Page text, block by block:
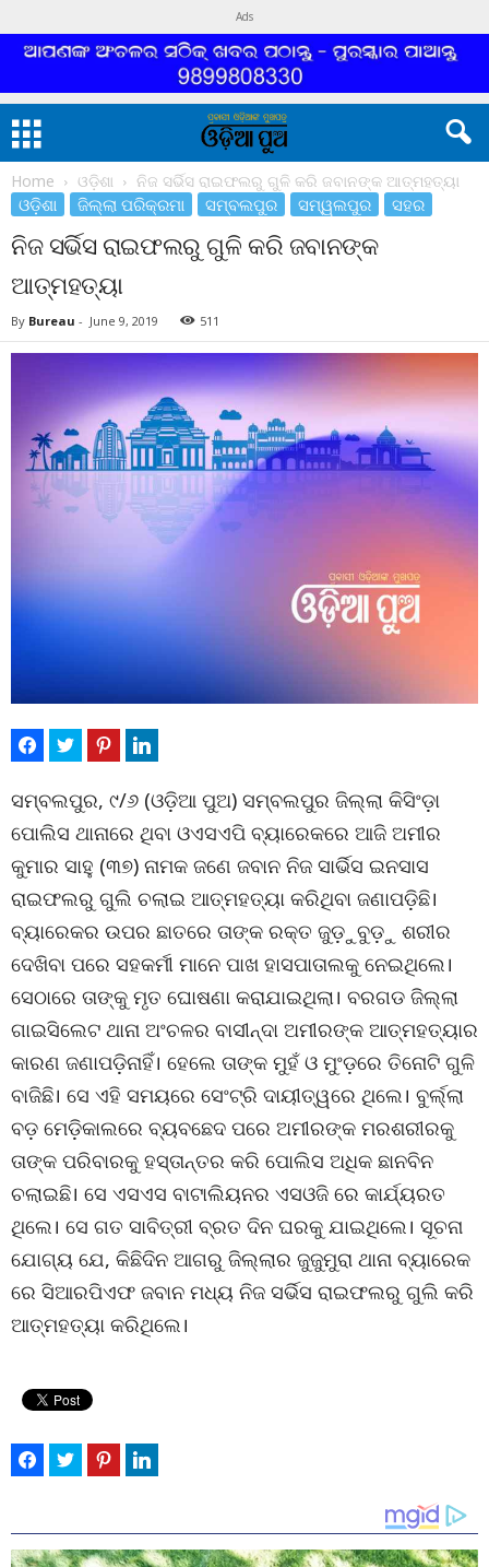
Ads
Home ଓଡ଼ିଶା ନିଜ ସର୍ଭିସ ରାଇଫଲରୁ ଗୁଳି କରି ଜବାନଙ୍କ ଆତ୍ମହତ୍ୟା
ଓଡ଼ିଶା ଜିଲ୍ଲା ପରିକ୍ରମା ସମ୍ବଲପୁର ସମ୍ୱଲପୁର ସହର
ନିଜ ସର୍ଭିସ ରାଇଫଲରୁ ଗୁଳି କରି ଜବାନଙ୍କ
ଆତ୍ମହତ୍ୟା
By Bureau - June 9, 2019 511
ସମ୍ବଲପୁର, ୯/୬ (ଓଡ଼ିଆ ପୁଅ) ସମ୍ବଲପୁର ଜିଲ୍ଲା କିସିଂଡ଼ା
ପୋଲିସ ଥାନାରେ ଥିବା ଓଏସଏପି ବ୍ୟାରେକରେ ଆଜି ଅମୀର
କୁମାର ସାହୁ (୩୭) ନାମକ ଜଣେ ଜବାନ ନିଜ ସାର୍ଭିସ ଇନସାସ
ରାଇଫଲରୁ ଗୁଲି ଚଲାଇ ଆତ୍ମହତ୍ୟା କରିଥିବା ଜଣାପଡ଼ିଛି।
ବ୍ୟାରେକର ଉପର ଛାତରେ ତାଙ୍କ ରକ୍ତ ଜୁଡ଼ୁବୁଡ଼ୁ ଶରୀର
ଦେଖିବା ପରେ ସହକର୍ମୀ ମାନେ ପାଖ ହାସପାତାଲକୁ ନେଇଥିଲେ।
ସେଠାରେ ତାଙ୍କୁ ମୃତ ଘୋଷଣା କରାଯାଇଥିଲା। ବରଗଡ ଜିଲ୍ଲା
ଗାଇସିଲେଟ ଥାନା ଅଂଚଳର ବାସୀନ୍ଦା ଅମୀରଙ୍କ ଆତ୍ମହତ୍ୟାର
କାରଣ ଜଣାପଡ଼ିନାହିଁ। ହେଲେ ତାଙ୍କ ମୁହଁ ଓ ମୁଂଡ଼ରେ ତିନୋଟି ଗୁଳି
ବାଜିଛି। ସେ ଏହି ସମୟରେ ସେଂଟ୍ରି ଦାୟୀତ୍ୱରେ ଥିଲେ। ବୁର୍ଲ୍ଲା
ବଡ଼ ମେଡ଼ିକାଲରେ ବ୍ୟବଛେଦ ପରେ ଅମୀରଙ୍କ ମରଶରୀରକୁ
ତାଙ୍କ ପରିବାରକୁ ହସ୍ତାନ୍ତର କରି ପୋଲିସ ଅଧିକ ଛାନବିନ
ଚଲାଇଛି। ସେ ଏସଏସ ବାଟାଲିୟନର ଏସଓଜି ରେ କାର୍ଯ୍ୟରତ
ଥିଲେ। ସେ ଗତ ସାବିତ୍ରୀ ବ୍ରତ ଦିନ ଘରକୁ ଯାଇଥିଲେ। ସୂଚନା
ଯୋଗ୍ୟ ଯେ, କିଛିଦିନ ଆଗରୁ ଜିଲ୍ଲାର ଜୁଜୁମୁରା ଥାନା ବ୍ୟାରେକ
ରେ ସିଆରପିଏଫ ଜବାନ ମଧ୍ୟ ନିଜ ସର୍ଭିସ ରାଇଫଲରୁ ଗୁଲି କରି
ଆତ୍ମହତ୍ୟା କରିଥିଲେ।